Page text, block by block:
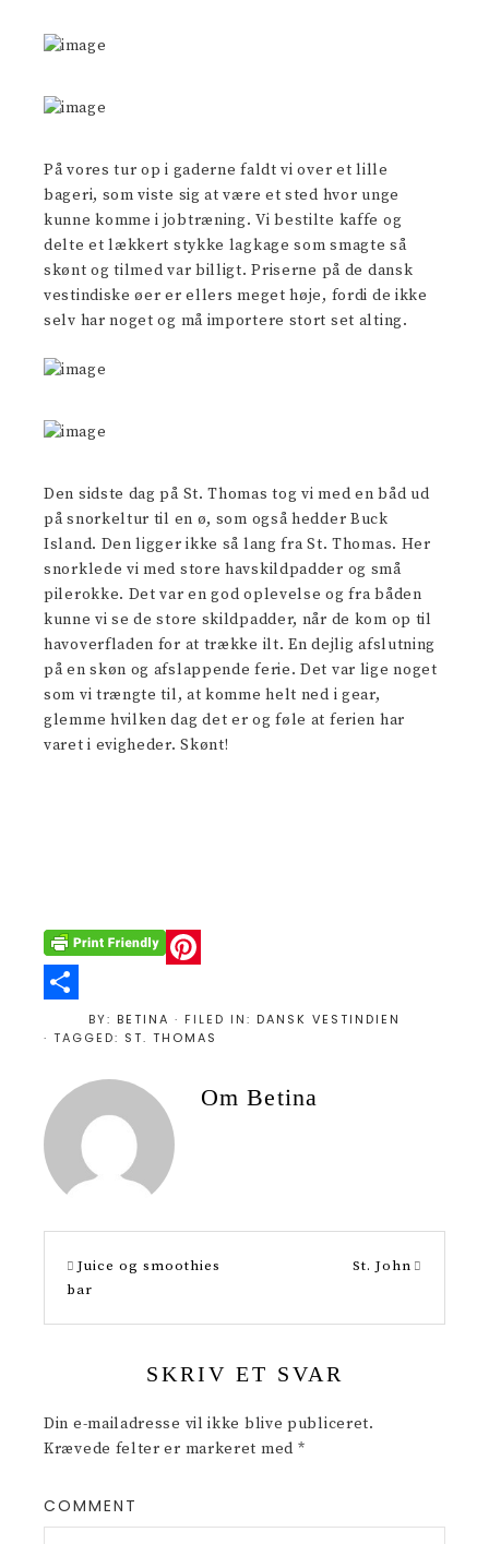
På vores tur op i gaderne faldt vi over et lille
bageri, som viste sig at være et sted hvor unge
kunne komme i jobtræning. Vi bestilte kaffe og
delte et lækkert stykke lagkage som smagte så
skønt og tilmed var billigt. Priserne på de dansk
vestindiske øer er ellers meget høje, fordi de ikke
selv har noget og må importere stort set alting.
Den sidste dag på St. Thomas tog vi med en båd ud
på snorkeltur til en ø, som også hedder Buck
Island. Den ligger ikke så lang fra St. Thomas. Her
snorklede vi med store havskildpadder og små
pilerokke. Det var en god oplevelse og fra båden
kunne vi se de store skildpadder, når de kom op til
havoverfladen for at trække ilt. En dejlig afslutning
på en skøn og afslappende ferie. Det var lige noget
som vi trængte til, at komme helt ned i gear,
glemme hvilken dag det er og føle at ferien har
varet i evigheder. Skønt!
P
e
r
s
r
e
BY: BETINA · FILED IN: DANSK VESTINDIEN
· TAGGED: ST. THOMAS
OmBetina
Juice og smoothies
bar
St. John
SKRIV ET SVAR
Din e-mailadresse vil ikke blive publiceret.
Krævede felter er markeret med *
COMMENT